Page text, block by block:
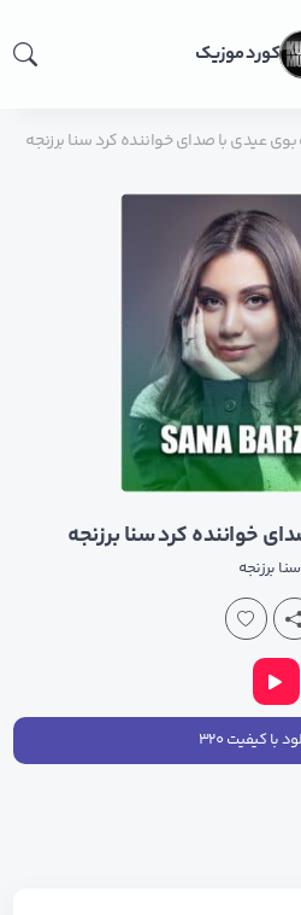
کورد موزیک
عیدی با صدای خواننده کرد سنا برزنجه
خواننده کرد سنا برزنجه
سنا برزنجه
با کیفیت ۳۲۰